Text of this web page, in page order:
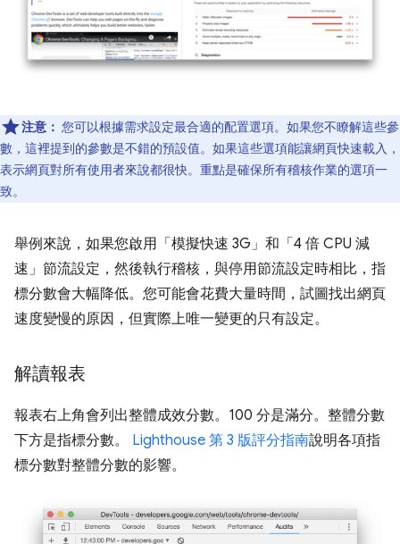
注意： 您可以根據需求設定最合適的配置選項。如果您不瞭解這些參
數，這裡提到的參數是不錯的預設值。如果這些選項能讓網頁快速載入，
表示網頁對所有使用者來說都很快。重點是確保所有稽核作業的選項一
致。
舉例來說，如果您啟用「模擬快速 3G」 和「4 倍 CPU 減
速」 節流設定，然後執行稽核，與停用節流設定時相比，指
標分數會大幅降低。您可能會花費大量時間，試圖找出網頁
速度變慢的原因，但實際上唯一變更的只有設定。
解讀報表
報表右上角會列出整體成效分數。100 分是滿分。整體分數
下方是指標分數。 Lighthouse 第 3 版評分指南說明各項指
標分數對整體分數的影響。